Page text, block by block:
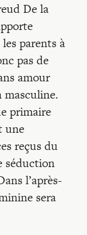
De la
parents à
pas de
amour
masculine.
primaire
une
reçus du
séduction
l’après-
sera